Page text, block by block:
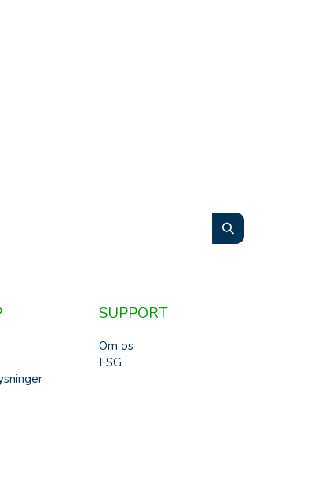
SUPPORT
Om os
ESG